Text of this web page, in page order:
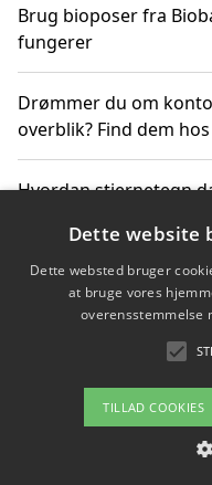
Brug bioposer fra
fungerer
Drømmer du om
overblik? Find dem
Hvordan stjernetegn
Bæredygtige gadgets
Om / kontakt
Dette website
Dette websted bruger
at bruge vores
overensstemmelse
TILLAD COOKIES